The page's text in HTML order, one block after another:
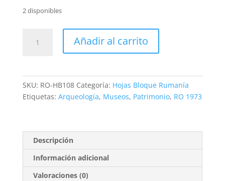
2 disponibles
BF108.
Pietroasa
**1973
Añadir al carrito
SKU: RO-HB108 Categoría: Hojas Bloque Rumanía
Etiquetas: Arqueología, Museos, Patrimonio, RO 1973
Descripción
Información adicional
Valoraciones (0)